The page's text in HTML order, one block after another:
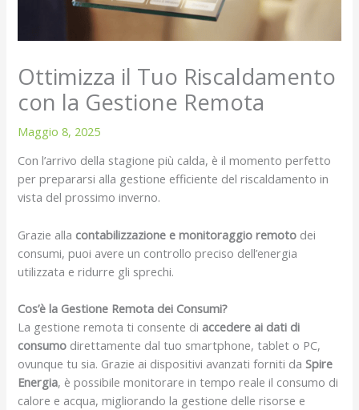
Ottimizza il Tuo Riscaldamento
con la Gestione Remota
Maggio 8, 2025
Con l’arrivo della stagione più calda, è il momento perfetto
per prepararsi alla gestione efficiente del riscaldamento in
vista del prossimo inverno.
Grazie alla contabilizzazione e monitoraggio remoto dei
consumi, puoi avere un controllo preciso dell’energia
utilizzata e ridurre gli sprechi.
Cos’è la Gestione Remota dei Consumi?
La gestione remota ti consente di accedere ai dati di
consumo direttamente dal tuo smartphone, tablet o PC,
ovunque tu sia. Grazie ai dispositivi avanzati forniti daSpire
Energia, è possibile monitorare in tempo reale il consumo di
calore e acqua, migliorando la gestione delle risorse e